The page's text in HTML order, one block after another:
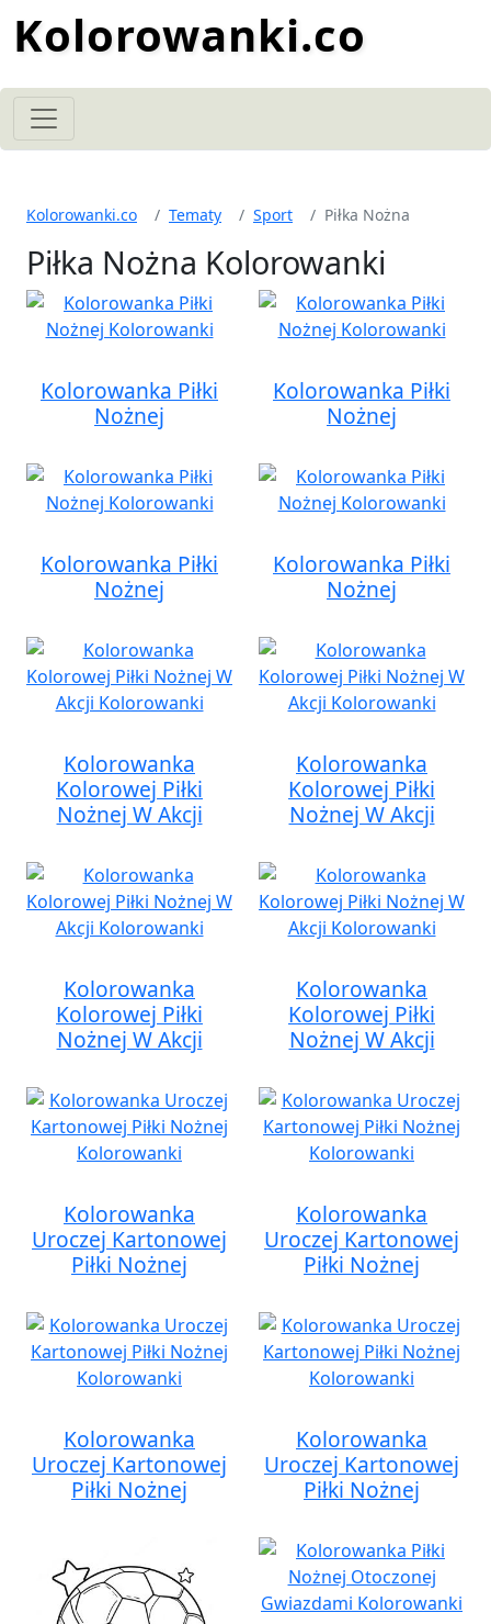
Kolorowanki.co
Kolorowanki.co Tematy Sport Piłka Nożna
Piłka Nożna Kolorowanki
Kolorowanka Piłki
Nożnej
Kolorowanka Piłki
Nożnej
Kolorowanka Piłki
Nożnej
Kolorowanka Piłki
Nożnej
Kolorowanka
Kolorowej Piłki
Nożnej W Akcji
Kolorowanka
Kolorowej Piłki
Nożnej W Akcji
Kolorowanka
Kolorowej Piłki
Nożnej W Akcji
Kolorowanka
Kolorowej Piłki
Nożnej W Akcji
Kolorowanka
Uroczej Kartonowej
Piłki Nożnej
Kolorowanka
Uroczej Kartonowej
Piłki Nożnej
Kolorowanka
Uroczej Kartonowej
Piłki Nożnej
Kolorowanka
Uroczej Kartonowej
Piłki Nożnej